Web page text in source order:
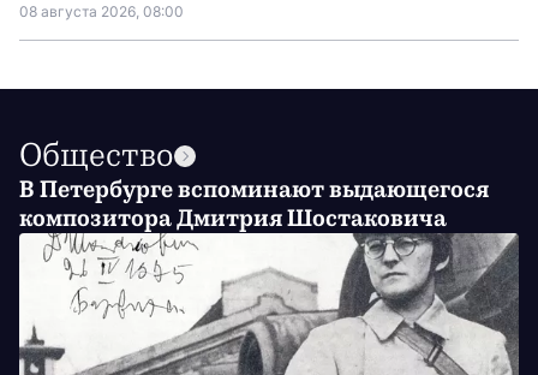
08 августа 2026, 08:00
Общество
В Петербурге вспоминают выдающегося
композитора Дмитрия Шостаковича